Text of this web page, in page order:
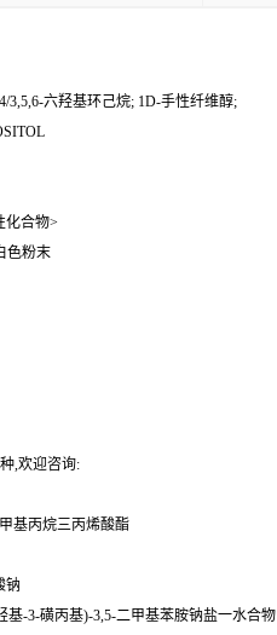
3,5,6-六羟基环己烷; 1D-手性纤维醇;
化合物>
色粉末
,欢迎咨询:
基丙烷三丙烯酸酯
钠
基-3-磺丙基)-3,5-二甲基苯胺钠盐一水合物